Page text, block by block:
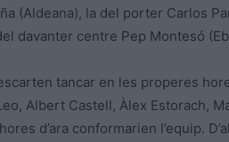
(Aldeana), la del porter Carlos
davanter centre Pep Montesó
tancar en les properes
Albert Castell, Àlex Estorach,
d’ara conformarien l’equip.